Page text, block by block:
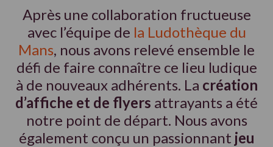
Après une collaboration fructueuse
avec l’équipe de la Ludothèque du
Mans, nous avons relevé ensemble le
défi de faire connaître ce lieu ludique
à de nouveaux adhérents. La création
d’affiche et de flyers attrayants a été
notre point de départ. Nous avons
également conçu un passionnant jeu